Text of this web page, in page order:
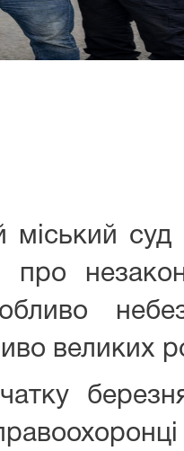
суд
про
великих